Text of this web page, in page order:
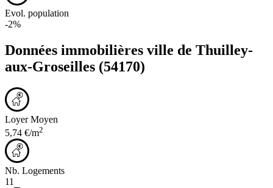
Evol. population
-2%
Données immobilières ville de Thuilley-
aux-Groseilles (54170)
Loyer Moyen
5,74 €/m2
Nb. Logements
11